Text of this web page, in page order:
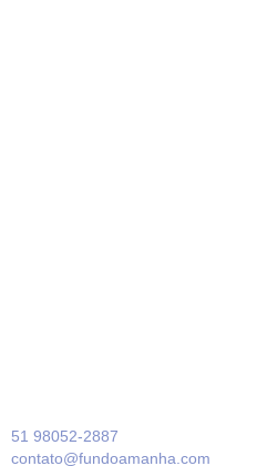
51 98052-2887
contato@fundoamanha.com